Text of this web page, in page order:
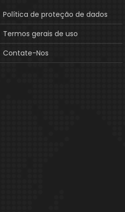
Política de proteção de dados
Termos gerais de uso
Contate-Nos